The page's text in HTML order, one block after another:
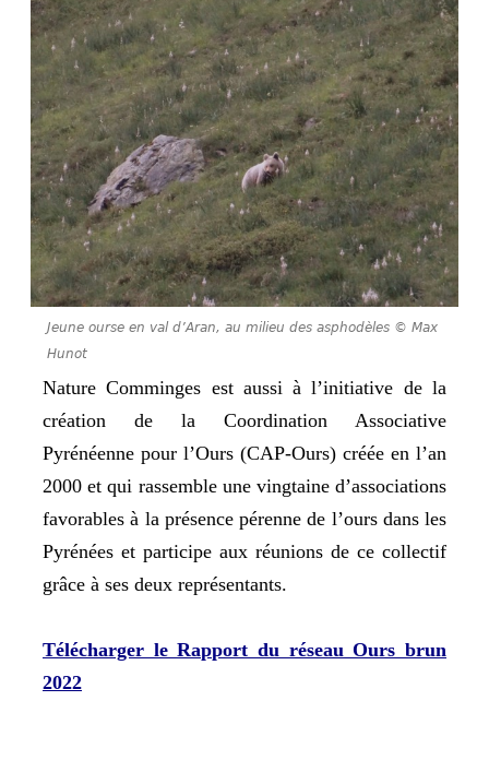
Jeune ourse en val d’Aran, au milieu des asphodèles © Max
Hunot
Nature Comminges est aussi à l’initiative de la
création de la Coordination Associative
Pyrénéenne pour l’Ours (CAP-Ours) créée en l’an
2000 et qui rassemble une vingtaine d’associations
favorables à la présence pérenne de l’ours dans les
Pyrénées et participe aux réunions de ce collectif
grâce à ses deux représentants.
Télécharger le Rapport du réseau Ours brun
2022